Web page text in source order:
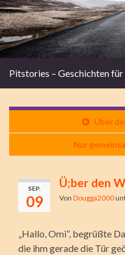
Pitstories – Geschichten
Über
Nur
SEP.
09
Ü;ber den
Von Dougga2000
„Hallo, Omi“, begrüßte
die ihm gerade die Tür